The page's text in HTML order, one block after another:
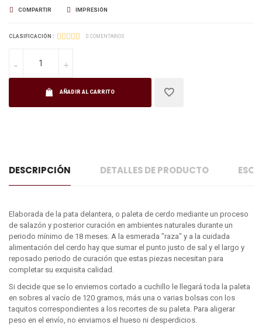
COMPARTIR IMPRESIÓN
CLASIFICACIÓN : 0 COMENTARIOS
AÑADIR AL CARRITO
DESCRIPCIÓN DETALLES DE PRODUCTO
Elaborada de la pata delantera, o paleta de cerdo mediante un proceso
de salazón y posterior curación en ambientes naturales durante un
periodo mínimo de 18 meses. A la esmerada "raza" y a la cuidada
alimentación del cerdo hay que sumar el punto justo de sal y el largo y
reposado periodo de curación que estas piezas necesitan para
completar su exquisita calidad.
Si decide que se lo enviemos cortado a cuchillo le llegará toda la paleta
en sobres al vacío de 120 gramos, más una o varias bolsas con los
taquitos correspondientes a los recortes de su paleta. Para aligerar
peso en el envío, no enviamos el hueso ni desperdicios.